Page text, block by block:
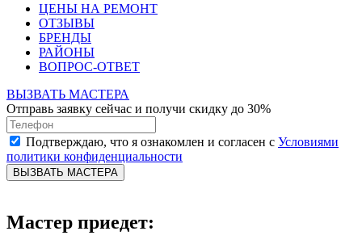
ЦЕНЫ НА РЕМОНТ
ОТЗЫВЫ
БРЕНДЫ
РАЙОНЫ
ВОПРОС-ОТВЕТ
ВЫЗВАТЬ МАСТЕРА
Отправь заявку сейчас и получи скидку до 30%
Подтверждаю, что я ознакомлен и согласен с Условиями
политики конфиденциальности
ВЫЗВАТЬ МАСТЕРА
Мастер приедет: